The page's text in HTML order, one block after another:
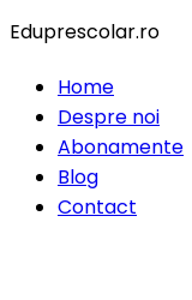
Eduprescolar.ro
Home
Despre noi
Abonamente
Blog
Contact